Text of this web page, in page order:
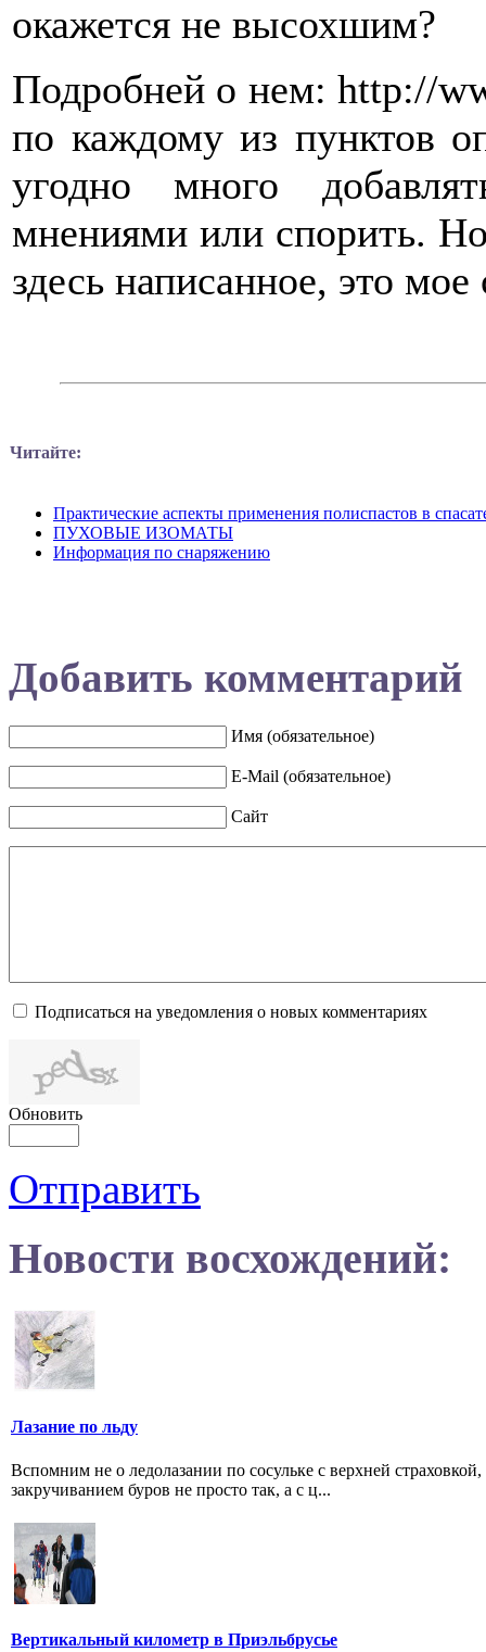
окажется не высохшим?
Подробней о нем: http://
по каждому из пунктов
угодно много
мнениями или спорить.
здесь написанное, это
Читайте:
Практические аспекты применения полиспастов в
ПУХОВЫЕ ИЗОМАТЫ
Информация по снаряжению
Добавить комментарий
Имя (обязательное)
E-Mail (обязательное)
Сайт
Подписаться на уведомления о новых комментариях
Обновить
Отправить
Новости восхождений:
Лазание по льду
Вспомним не о ледолазании по сосульке с верхней
закручиванием буров не просто так, а с ц...
Вертикальный километр в Приэльбрусье